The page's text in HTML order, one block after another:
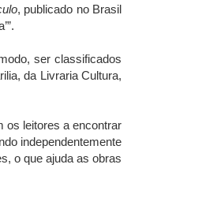
, publicado no Brasil
ser classificados
da Livraria Cultura,
os leitores a encontrar
independentemente
o que ajuda as obras